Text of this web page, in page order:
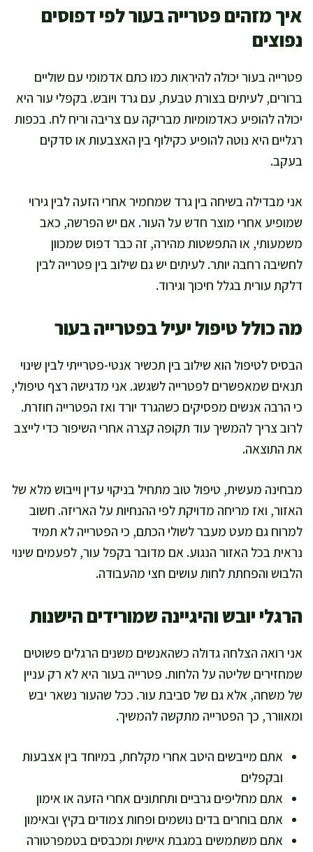
איך מזהים פטרייה בעור לפי דפוסים
נפוצים
פטרייה בעור יכולה להיראות כמו כתם אדמומי עם שוליים
ברורים, לעיתים בצורת טבעת, עם גרד ויובש. בקפלי עור היא
יכולה להופיע כאדמומיות מבריקה עם צריבה וריח לח. בכפות
רגליים היא נוטה להופיע כקילוף בין האצבעות או סדקים
בעקב.
אני מבדילה בשיחה בין גרד שמחמיר אחרי הזעה לבין גירוי
שמופיע אחרי מוצר חדש על העור. אם יש הפרשה, כאב
משמעותי, או התפשטות מהירה, זה כבר דפוס שמכוון
לחשיבה רחבה יותר. לעיתים יש גם שילוב בין פטרייה לבין
דלקת עורית בגלל חיכוך וגירוד.
מה כולל טיפול יעיל בפטרייה בעור
הבסיס לטיפול הוא שילוב בין תכשיר אנטי-פטרייתי לבין שינוי
תנאים שמאפשרים לפטרייה לשגשג. אני מדגישה רצף טיפולי,
כי הרבה אנשים מפסיקים כשהגרד יורד ואז הפטרייה חוזרת.
לרוב צריך להמשיך עוד תקופה קצרה אחרי השיפור כדי לייצב
את התוצאה.
מבחינה מעשית, טיפול טוב מתחיל בניקוי עדין וייבוש מלא של
האזור, ואז מריחה מדויקת לפי ההנחיות על האריזה. חשוב
למרוח גם מעט מעבר לשולי הכתם, כי הפטרייה לא תמיד
נראית בכל האזור הנגוע. אם מדובר בקפל עור, לפעמים שינוי
הלבוש והפחתת לחות עושים חצי מהעבודה.
הרגלי יובש והיגיינה שמורידים הישנות
אני רואה הצלחה גדולה כשהאנשים משנים הרגלים פשוטים
שמחזירים שליטה על הלחות. פטרייה בעור היא לא רק עניין
של משחה, אלא גם של סביבת עור. ככל שהעור נשאר יבש
ומאוורר, כך הפטרייה מתקשה להמשיך.
אתם מייבשים היטב אחרי מקלחת, במיוחד בין אצבעות
ובקפלים
אתם מחליפים גרביים ותחתונים אחרי הזעה או אימון
אתם בוחרים בדים נושמים ופחות צמודים בקיץ ובאימון
אתם משתמשים במגבת אישית ומכבסים בטמפרטורה